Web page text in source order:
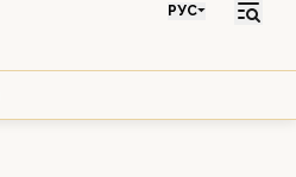
РУС